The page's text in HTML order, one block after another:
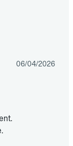
06/04/2026